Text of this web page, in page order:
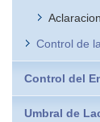
Control de
Control del
Umbral de